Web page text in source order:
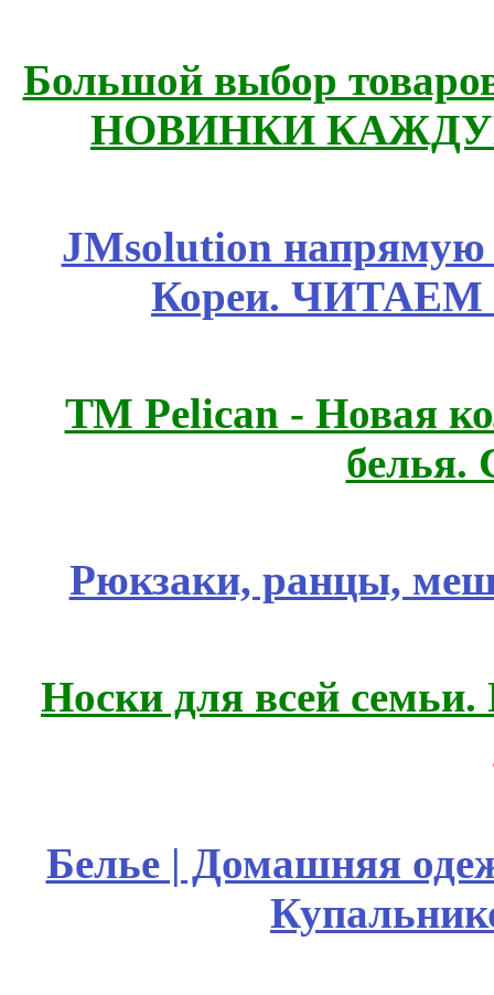
Большой выбор
НОВИНКИ
JMsolution
Кореи.
ТМ Pelican - Новая
белья.
Рюкзаки, ранцы,
Носки для всей
Белье | Домашняя